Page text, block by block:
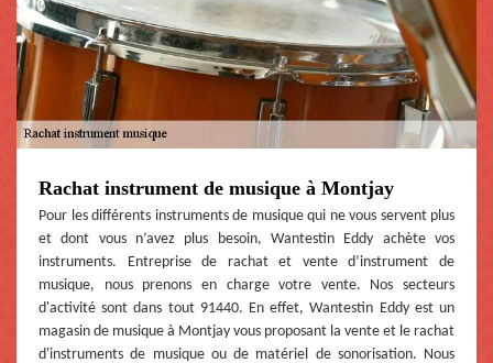
Rachat instrument de musique à Montjay
Pour les différents instruments de musique qui ne vous servent plus
et dont vous n’avez plus besoin, Wantestin Eddy achète vos
instruments. Entreprise de rachat et vente d’instrument de
musique, nous prenons en charge votre vente. Nos secteurs
d'activité sont dans tout 91440. En effet, Wantestin Eddy est un
magasin de musique à Montjay vous proposant la vente et le rachat
d'instruments de musique ou de matériel de sonorisation. Nous